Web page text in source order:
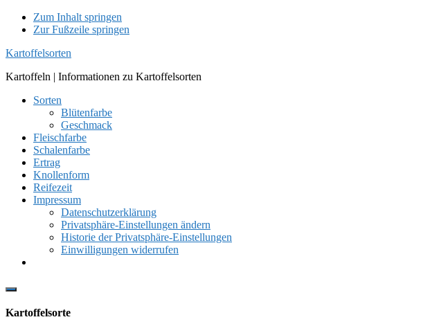
Zum Inhalt springen
Zur Fußzeile springen
Kartoffelsorten
Kartoffeln | Informationen zu Kartoffelsorten
Sorten
Blütenfarbe
Geschmack
Fleischfarbe
Schalenfarbe
Ertrag
Knollenform
Reifezeit
Impressum
Datenschutzerklärung
Privatsphäre-Einstellungen ändern
Historie der Privatsphäre-Einstellungen
Einwilligungen widerrufen
Show
Content
Kartoffelsorte